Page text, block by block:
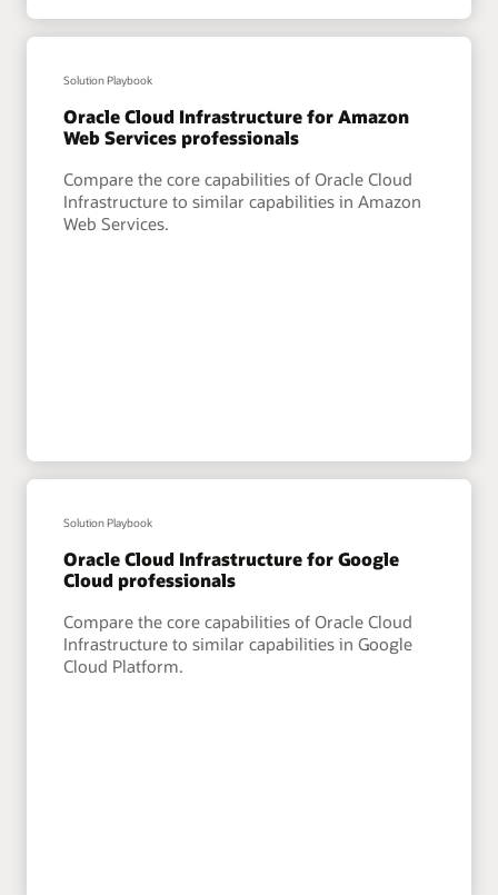
Solution Playbook
Oracle Cloud Infrastructure for Amazon
Web Services professionals
Compare the core capabilities of Oracle Cloud
Infrastructure to similar capabilities in Amazon
Web Services.
Solution Playbook
Oracle Cloud Infrastructure for Google
Cloud professionals
Compare the core capabilities of Oracle Cloud
Infrastructure to similar capabilities in Google
Cloud Platform.